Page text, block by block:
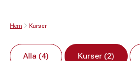
Hem Kurser
Alla (4) Kurser (2)